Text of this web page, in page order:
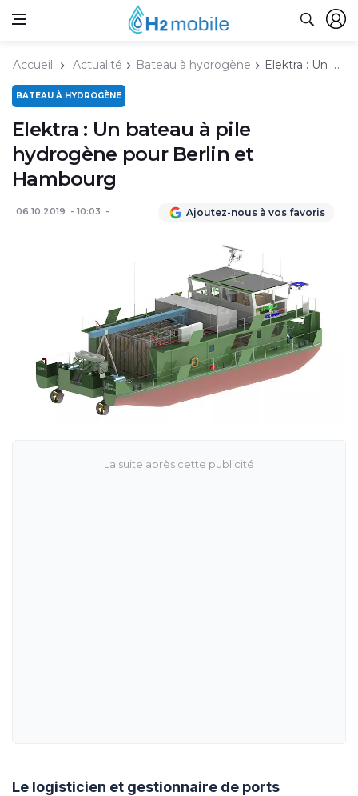
Accueil Actualité Bateau à hydrogène Elektra : Un bateau à pile hydrogène pour Berlin et Hambourg
BATEAU À HYDROGÈNE
Elektra : Un bateau à pile
hydrogène pour Berlin et
Hambourg
06.10.2019 10:03 Ajoutez-nous à vos favoris
Le logisticien et gestionnaire de ports